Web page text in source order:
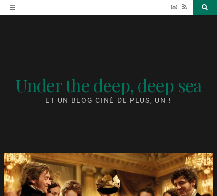
Accéder
au
✉ RSS
Under the deep, deep sea
ET UN BLOG CINÉ DE PLUS, UN !